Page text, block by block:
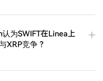
为SWIFT在Linea上
XRP竞争？